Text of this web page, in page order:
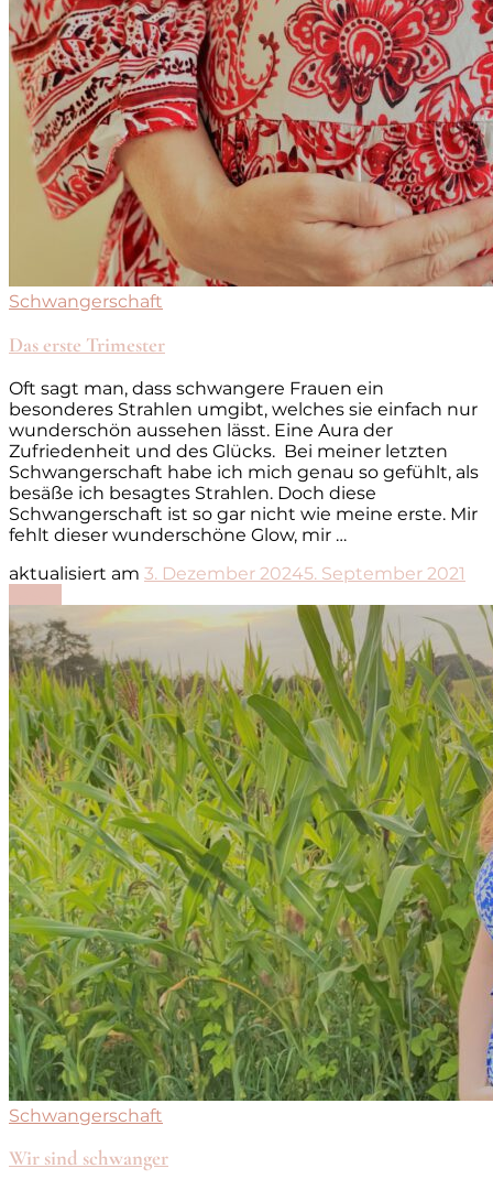
Schwangerschaft
Das erste Trimester
Oft sagt man, dass schwangere Frauen ein
besonderes Strahlen umgibt, welches sie einfach nur
wunderschön aussehen lässt. Eine Aura der
Zufriedenheit und des Glücks. Bei meiner letzten
Schwangerschaft habe ich mich genau so gefühlt, als
besäße ich besagtes Strahlen. Doch diese
Schwangerschaft ist so gar nicht wie meine erste. Mir
fehlt dieser wunderschöne Glow, mir …
aktualisiert am 3. Dezember 20245. September 2021
Schwangerschaft
Wir sind schwanger